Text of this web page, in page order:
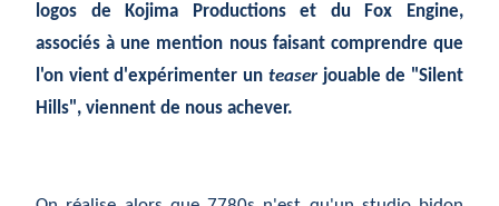
logos de Kojima Productions et du Fox Engine,
associés à une mention nous faisant comprendre que
l'on vient d'expérimenter un teaserjouable de "Silent
Hills", viennent de nous achever.